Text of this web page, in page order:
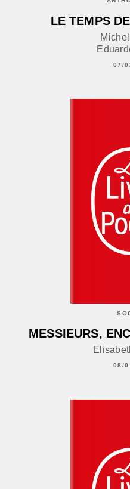
LE TEMPS
07/
MESSIEURS,
08/